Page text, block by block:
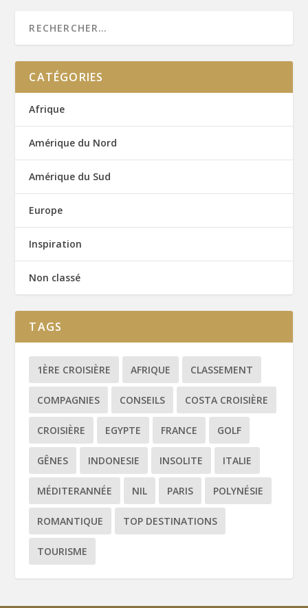
CATÉGORIES
Afrique
Amérique du Nord
Amérique du Sud
Europe
Inspiration
Non classé
TAGS
1ÈRE CROISIÈRE AFRIQUE CLASSEMENT
COMPAGNIES CONSEILS COSTA CROISIÈRE
CROISIÈRE EGYPTE FRANCE GOLF
GÊNES INDONESIE INSOLITE ITALIE
MÉDITERANNÉE NIL PARIS POLYNÉSIE
ROMANTIQUE TOP DESTINATIONS
TOURISME